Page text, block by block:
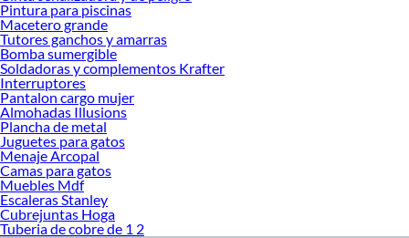
Pintura para piscinas
Macetero grande
Tutores ganchos y amarras
Bomba sumergible
Soldadoras y complementos Krafter
Interruptores
Pantalon cargo mujer
Almohadas Illusions
Plancha de metal
Juguetes para gatos
Menaje Arcopal
Camas para gatos
Muebles Mdf
Escaleras Stanley
Cubrejuntas Hoga
Tuberia de cobre de 1 2